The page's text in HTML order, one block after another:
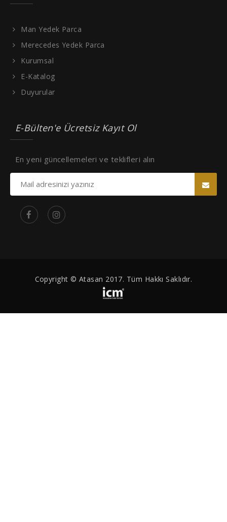
Man Yedek Parca
Merecedes Yedek Parca
Kurumsal
E-Katalog
Duyurular
E-Bülten'e Ücretsiz Kayıt Ol
En yeni güncellemeleri ve teklifleri alın
Copyright © Atasan 2017. Tüm Hakkı Saklıdır.